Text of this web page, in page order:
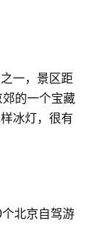
一，景区距
的一个宝藏
冰灯，很有